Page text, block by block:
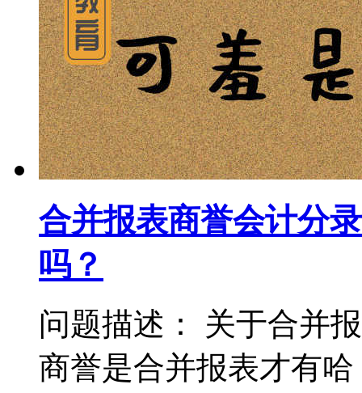
合并报表商誉会计分
吗？
问题描述： 关于合并
商誉是合并报表才有